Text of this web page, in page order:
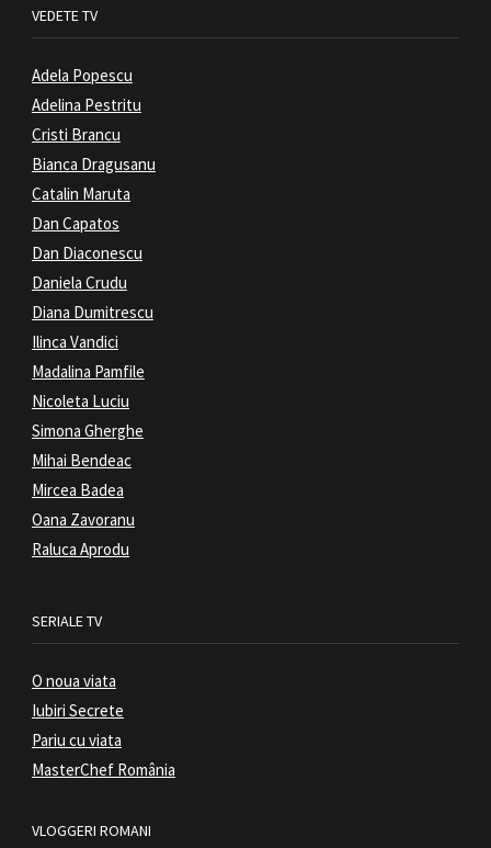
VEDETE TV
Adela Popescu
Adelina Pestritu
Cristi Brancu
Bianca Dragusanu
Catalin Maruta
Dan Capatos
Dan Diaconescu
Daniela Crudu
Diana Dumitrescu
Ilinca Vandici
Madalina Pamfile
Nicoleta Luciu
Simona Gherghe
Mihai Bendeac
Mircea Badea
Oana Zavoranu
Raluca Aprodu
SERIALE TV
O noua viata
Iubiri Secrete
Pariu cu viata
MasterChef România
VLOGGERI ROMANI